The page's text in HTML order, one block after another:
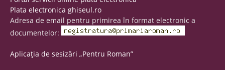
Plata electronica ghiseul.ro
Adresa de email pentru primirea în format electronic a
documentelor:
Aplicația de sesizări „Pentru Roman”